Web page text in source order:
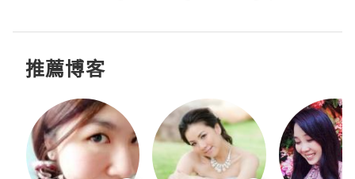
推薦博客